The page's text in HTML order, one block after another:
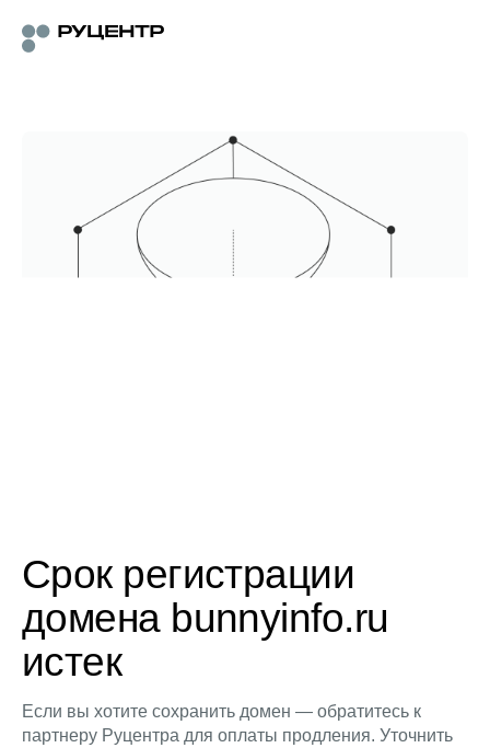
Срок регистрации
домена bunnyinfo.ru
истек
Если вы хотите сохранить домен — обратитесь к
партнеру Руцентра для оплаты продления. Уточнить